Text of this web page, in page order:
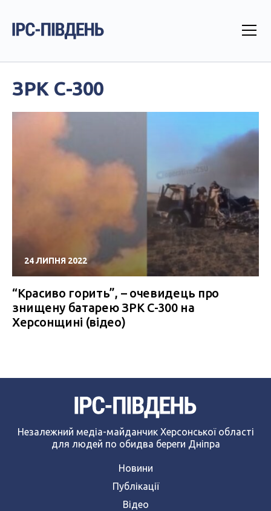
ЗРК С-300
24 ЛИПНЯ 2022
“Красиво горить”, – очевидець про
знищену батарею ЗРК С-300 на
Херсонщині (відео)
Незалежний медіа-майданчик Херсонської області
для людей по обидва береги Дніпра
Новини
Публікації
Відео